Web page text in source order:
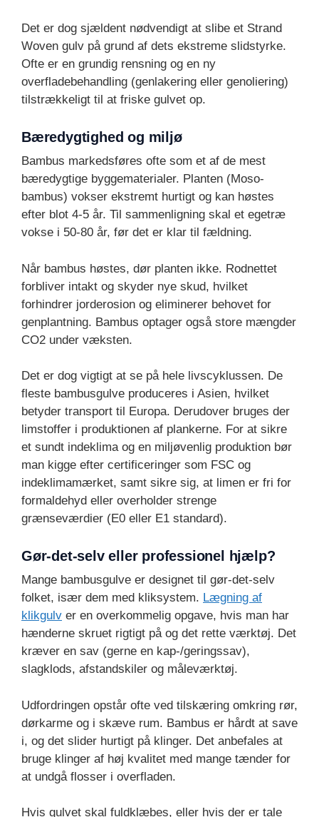
Det er dog sjældent nødvendigt at slibe et Strand
Woven gulv på grund af dets ekstreme slidstyrke.
Ofte er en grundig rensning og en ny
overfladebehandling (genlakering eller genoliering)
tilstrækkeligt til at friske gulvet op.
Bæredygtighed og miljø
Bambus markedsføres ofte som et af de mest
bæredygtige byggematerialer. Planten (Moso-
bambus) vokser ekstremt hurtigt og kan høstes
efter blot 4-5 år. Til sammenligning skal et egetræ
vokse i 50-80 år, før det er klar til fældning.
Når bambus høstes, dør planten ikke. Rodnettet
forbliver intakt og skyder nye skud, hvilket
forhindrer jorderosion og eliminerer behovet for
genplantning. Bambus optager også store mængder
CO2 under væksten.
Det er dog vigtigt at se på hele livscyklussen. De
fleste bambusgulve produceres i Asien, hvilket
betyder transport til Europa. Derudover bruges der
limstoffer i produktionen af plankerne. For at sikre
et sundt indeklima og en miljøvenlig produktion bør
man kigge efter certificeringer som FSC og
indeklimamærket, samt sikre sig, at limen er fri for
formaldehyd eller overholder strenge
grænseværdier (E0 eller E1 standard).
Gør-det-selv eller professionel hjælp?
Mange bambusgulve er designet til gør-det-selv
folket, især dem med kliksystem. Lægning af
klikgulv er en overkommelig opgave, hvis man har
hænderne skruet rigtigt på og det rette værktøj. Det
kræver en sav (gerne en kap-/geringssav),
slagklods, afstandskiler og måleværktøj.
Udfordringen opstår ofte ved tilskæring omkring rør,
dørkarme og i skæve rum. Bambus er hårdt at save
i, og det slider hurtigt på klinger. Det anbefales at
bruge klinger af høj kvalitet med mange tænder for
at undgå flosser i overfladen.
Hvis gulvet skal fuldklæbes, eller hvis der er tale